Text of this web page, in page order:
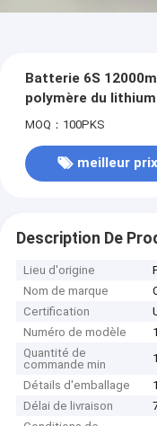
Batterie 6S
polymère du
de RC Multicopter
MOQ：100PKS
meilleur prix
Description De
Lieu d'origine
Nom de marque
Certification
Numéro de modèle
Quantité de
commande min
Détails d'emballage
Délai de livraison